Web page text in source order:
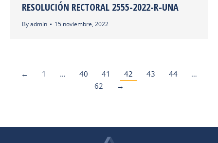
RESOLUCIÓN RECTORAL 2555-2022-R-UNA
Byadmin 15 noviembre, 2022
← 1 … 40 41 42 43 44
…
62
→